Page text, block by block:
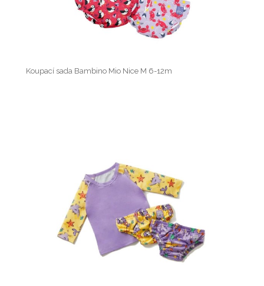
Koupací sada Bambino Mio Nice M 6-12m